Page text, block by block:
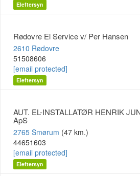
Eleftersyn
Rødovre El Service v/ Per Hansen
2610 Rødovre
51508606
[email protected]
Eleftersyn
AUT. EL-INSTALLATØR HENRIK
ApS
2765 Smørum (47 km.)
44651603
[email protected]
Eleftersyn